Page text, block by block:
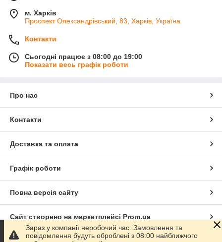
м. Харків
Проспект Олександрівський, 83, Харків, Україна
Контакти
Сьогодні працює з 08:00 до 19:00
Показати весь графік роботи
Про нас
Контакти
Доставка та оплата
Графік роботи
Повна версія сайту
Сайт створено на маркетплейсі Prom.ua
Зараз у компанії неробочий час. Замовлення та
повідомлення будуть оброблені з 08:00 найближчого